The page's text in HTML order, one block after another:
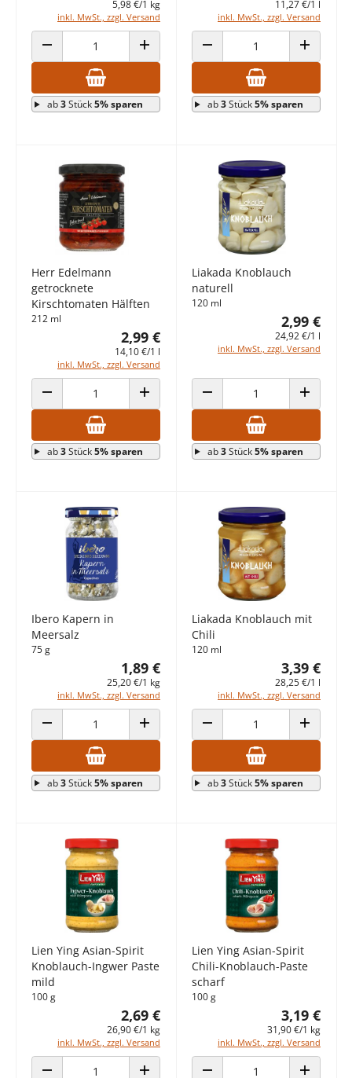
5,98 €/1 kg
inkl. MwSt., zzgl. Versand
ANZAHL VERRINGERN ANZAHL ERHÖHEN
ab3Stück5% sparen
11,27 €/1 l
inkl. MwSt., zzgl. Versand
ANZAHL VERRINGERN ANZAHL
ab3Stück5% sparen
Herr Edelmann
getrocknete
Kirschtomaten Hälften
212 ml
2,99 €
14,10 €/1 l
inkl. MwSt., zzgl. Versand
ANZAHL VERRINGERN ANZAHL ERHÖHEN
ab3Stück5% sparen
Liakada Knoblauch
naturell
120 ml
2,99 €
24,92 €/1 l
inkl. MwSt., zzgl. Versand
ANZAHL VERRINGERN ANZAHL
ab3Stück5% sparen
Ibero Kapern in
Meersalz
75 g
1,89 €
25,20 €/1 kg
inkl. MwSt., zzgl. Versand
ANZAHL VERRINGERN ANZAHL ERHÖHEN
ab3Stück5% sparen
Liakada Knoblauch mit
Chili
120 ml
3,39 €
28,25 €/1 l
inkl. MwSt., zzgl. Versand
ANZAHL VERRINGERN ANZAHL
ab3Stück5% sparen
Lien Ying Asian-Spirit
Knoblauch-Ingwer Paste
mild
100 g
2,69 €
26,90 €/1 kg
inkl. MwSt., zzgl. Versand
Lien Ying Asian-Spirit
Chili-Knoblauch-Paste
scharf
100 g
3,19 €
31,90 €/1 kg
inkl. MwSt., zzgl. Versand